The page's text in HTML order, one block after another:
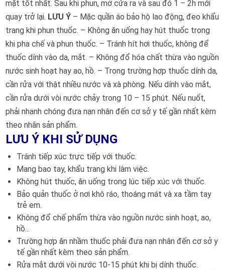
mặt tốt nhất. Sau khi phun, mở cửa ra và sau đó 1 – 2h mới
quay trở lại. LƯU Ý – Mặc quần áo bảo hộ lao động, đeo khẩu
trang khi phun thuốc. – Không ăn uống hay hút thuốc trong
khi pha chế và phun thuốc. – Tránh hít hơi thuốc, không để
thuốc dính vào da, mắt. – Không đổ hóa chất thừa vào nguồn
nước sinh hoạt hay ao, hồ. – Trong trường hợp thuốc dính da,
cần rửa với thật nhiều nước và xà phòng. Nếu dính vào mắt,
cần rửa dưới vòi nước chảy trong 10 – 15 phút. Nếu nuốt,
phải nhanh chóng đưa nạn nhân đến cơ sở y tế gần nhất kèm
theo nhãn sản phẩm.
LƯU Ý KHI SỬ DỤNG
Tránh tiếp xúc trực tiếp với thuốc.
Mang bao tay, khẩu trang khi làm việc.
Không hút thuốc, ăn uống trong lúc tiếp xúc với thuốc.
Bảo quản thuốc ở nơi khô ráo, thoáng mát và xa tầm tay
trẻ em.
Không đổ chế phẩm thừa vào nguồn nước sinh hoạt, ao,
hồ...
Trường hợp ăn nhầm thuốc phải đưa nạn nhân đến cơ sở y
tế gần nhất kèm theo sản phẩm.
Rửa mắt dưới vòi nước 10-15 phút khi bị dính thuốc.